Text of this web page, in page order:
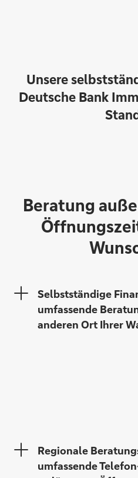
Heide Straub
Sven Glas
Unsere
Deutsche Bank
Beratung
Selbstständige
umfassende
anderen Ort Ihrer
Regionale
umfassende